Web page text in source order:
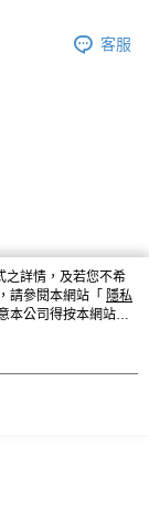
客服
之詳情，及若您不希
請參閱本網站「 隱私
本公司得按本網站使